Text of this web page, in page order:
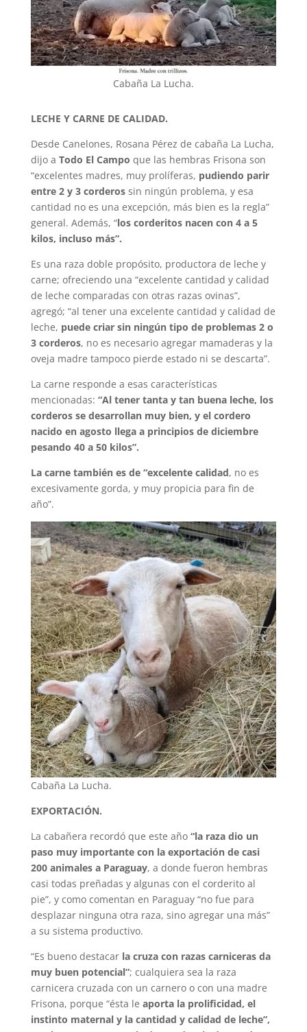
Cabaña La Lucha.
LECHE Y CARNE DE CALIDAD.
Desde Canelones, Rosana Pérez de cabaña La Lucha,
dijo a Todo El Campo que las hembras Frisona son
“excelentes madres, muy prolíferas, pudiendo parir
entre 2 y 3 corderossin ningún problema, y esa
cantidad no es una excepción, más bien es la regla”
general. Además, “los corderitos nacen con 4 a 5
kilos, incluso más”.
Es una raza doble propósito, productora de leche y
carne; ofreciendo una “excelente cantidad y calidad
de leche comparadas con otras razas ovinas”,
agregó; “al tener una excelente cantidad y calidad de
leche, puede criar sin ningún tipo de problemas 2 o
3 corderos, no es necesario agregar mamaderas y la
oveja madre tampoco pierde estado ni se descarta”.
La carne responde a esas características
mencionadas: “Al tener tanta y tan buena leche, los
corderos se desarrollan muy bien, y el cordero
nacido en agosto llega a principios de diciembre
pesando 40 a 50 kilos”.
La carne también es de “excelente calidad, no es
excesivamente gorda, y muy propicia para fin de
año”.
Cabaña La Lucha.
EXPORTACIÓN.
La cabañera recordó que este año “la raza dio un
paso muy importante con la exportación de casi
200 animales a Paraguay, a donde fueron hembras
casi todas preñadas y algunas con el corderito al
pie”, y como comentan en Paraguay “no fue para
desplazar ninguna otra raza, sino agregar una más”
a su sistema productivo.
“Es bueno destacar la cruza con razas carniceras da
muy buen potencial”; cualquiera sea la raza
carnicera cruzada con un carnero o con una madre
Frisona, porque “ésta le aporta la prolificidad, el
instinto maternal y la cantidad y calidad de leche”,